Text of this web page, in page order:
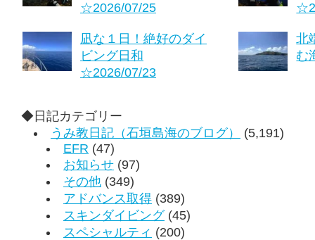
☆2026/07/25
凪な１日！絶好のダイ
ビング日和
☆2026/07/23
北
む
◆日記カテゴリー
うみ教日記（石垣島海のブログ）
(5,191)
EFR (47)
お知らせ (97)
その他 (349)
アドバンス取得 (389)
スキンダイビング(45)
スペシャルティ (200)